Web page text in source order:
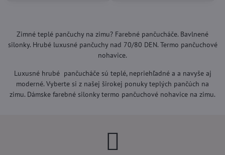
Zimné teplé pančuchy na zimu? Farebné pančucháče. Bavlnené
silonky. Hrubé luxusné pančuchy nad 70/80 DEN. Termo pančuchové
nohavice.
Luxusné hrubé pančucháče sú teplé, nepriehľadné a a navyše aj
moderné. Vyberte si z našej širokej ponuky teplých pančúch na
zimu. Dámske farebné silonky termo pančuchové nohavice na zimu.